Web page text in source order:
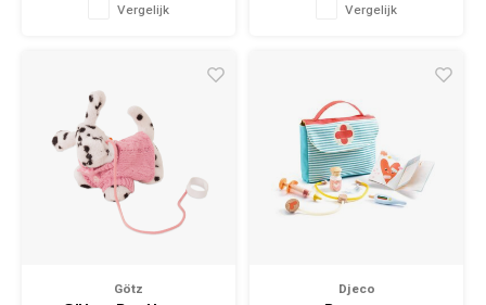
Vergelijk Vergelijk
Götz Djeco